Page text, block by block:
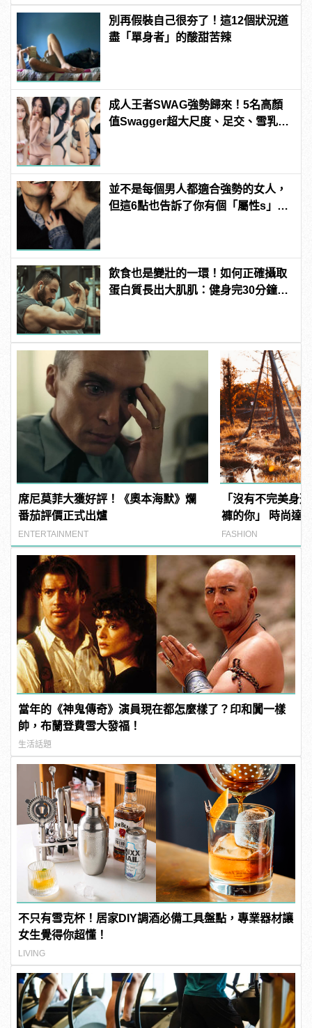
別再假裝自己很夯了！這12個狀況道
盡「單身者」的酸甜苦辣
成人王者SWAG強勢歸來！5名高顏
值Swagger超大尺度、足交、雪乳、
並不是每個男人都適合強勢的女人，
但這6點也告訴了你有個「屬性s」的
飲食也是變壯的一環！如何正確攝取
蛋白質長出大肌肌：健身完30分鐘是
席尼莫菲大獲好評！《奧本海默》爛
番茄評價正式出爐
ENTERTAINMENT
「沒有不完美身
褲的你」 時尚達
Taper褲穿出爆表
FASHION
當年的《神鬼傳奇》演員現在都怎麼樣了？印和闐一樣
帥，布蘭登費雪大發福！
生活話題
不只有雪克杯！居家DIY調酒必備工具盤點，專業器材讓
女生覺得你超懂！
LIVING